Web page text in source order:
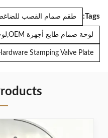
Tags: طقم صمام القصب
لوحة صمام طابع أجهزة OEM,لوحة صمام طابع الأجهزة المخصصة
Stamping Valve Plate